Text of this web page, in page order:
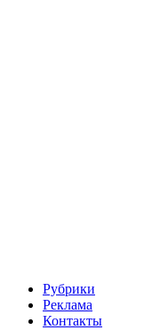
Рубрики
Реклама
Контакты